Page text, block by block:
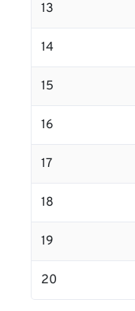
13
14
15
16
17
18
19
20